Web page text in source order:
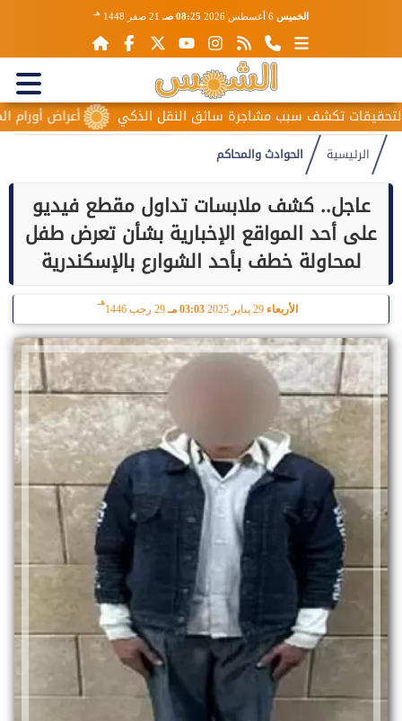
الخميس 08:25 صـ 21 صفر 1448 هـ
أعراض أورام المبيض تكشف سبب مشاجرة سائق النقل الذكي
الرئيسية الحوادث والمحاكم
عاجل.. كشف ملابسات تداول مقطع فيديو
على أحد المواقع الإخبارية بشأن تعرض طفل
لمحاولة خطف بأحد الشوارع بالإسكندرية
الأربعاء 29 يناير 2025 03:03 مـ 29 رجب 1446
هـ